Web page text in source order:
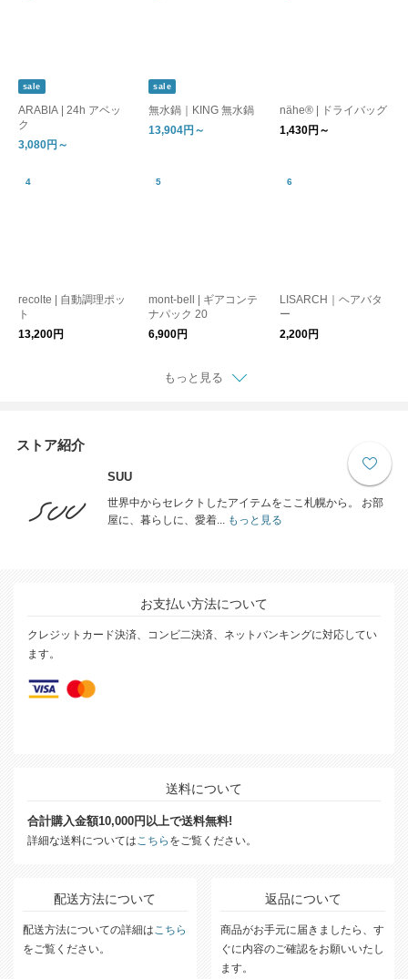
sale
ARABIA | 24h アベッ
ク
3,080円～
sale
無水鍋｜KING 無水鍋
13,904円～
nähe® | ドライバッグ
1,430円～
recolte | 自動調理ポッ
ト
13,200円
mont-bell | ギアコンテ
ナパック 20
6,900円
LISARCH｜ヘアバタ
ー
2,200円
もっと見る
ストア紹介
SUU
世界中からセレクトしたアイテムをここ札幌から。 お部
屋に、暮らしに、愛着...もっと見る
お支払い方法について
クレジットカード決済、コンビ二決済、ネットバンキングに対応してい
ます。
送料について
配送方法について 返品について
商品がお手元に届きましたら、す